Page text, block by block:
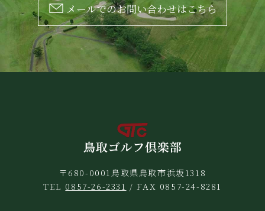
メールでのお問い合わせはこちら
〒680-0001鳥取県鳥取市浜坂1318
TEL 0857-26-2331 / FAX 0857-24-8281